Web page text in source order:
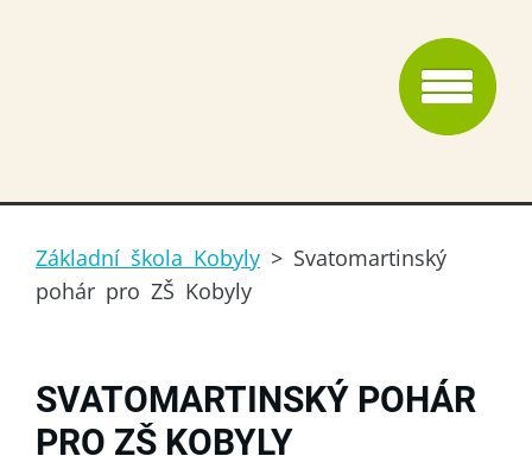
Základní škola Kobyly > Svatomartinský
pohár pro ZŠ Kobyly
SVATOMARTINSKÝ POHÁR
PRO ZŠ KOBYLY